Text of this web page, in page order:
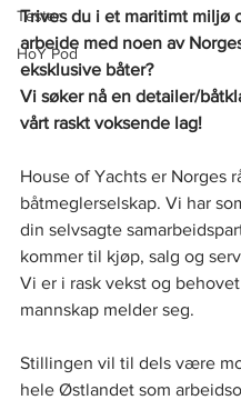
Tester
HoY Pod
Trives du i et maritimt miljø
arbeide med noen av
eksklusive båter?
Vi søker nå en detailer/
vårt raskt voksende lag!
House of Yachts er Norges
båtmeglerselskap. Vi har
din selvsagte
kommer til kjøp, salg og
Vi er i rask vekst og
mannskap melder seg.
Stillingen vil til dels være
hele Østlandet som